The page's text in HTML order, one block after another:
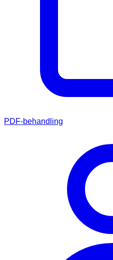
PDF-behandling